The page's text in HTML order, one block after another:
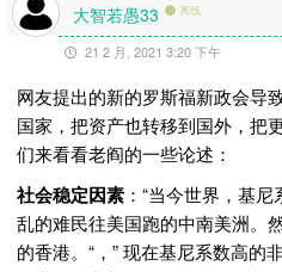
大智若愚33 离线
21 2 月, 2021 3:20 下午
网友提出的新的罗斯福新政会导
国家，把资产也转移到国外，把
们来看看老阎的一些论述：
社会稳定因素 ：“当今世界，基
乱的难民往美国跑的中南美洲。
的香港。“，” 现在基尼系数高的